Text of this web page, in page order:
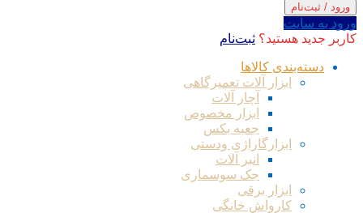
ورود / ثبت‌نام
ورود به سایت
کاربر جدید هستید؟ ثبت‌نام
دسته‌بندی کالاها
ابزار آلات تعمیرگاهی
آچار آلات
ابزار مخصوص
جعبه بکس
ابزارگاراژی ودستی
انبر آلات
جک سوسماری
ابزار برقی
کارواش خانگی